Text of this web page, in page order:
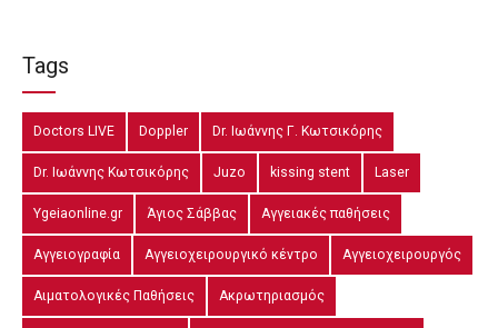
Tags
Doctors LIVE Doppler Dr. Ιωάννης Γ. Κωτσικόρης
Dr. Ιωάννης Κωτσικόρης Juzo kissing stent Laser
Ygeiaonline.gr Άγιος Σάββας Αγγειακές παθήσεις
Αγγειογραφία Αγγειοχειρουργικό κέντρο Αγγειοχειρουργός
Αιματολογικές Παθήσεις Ακρωτηριασμός